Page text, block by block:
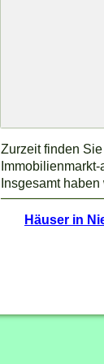
Zurzeit finden
Insgesamt haben
Häuser in